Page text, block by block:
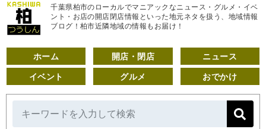
千葉県柏市のローカルでマニアックなニュース・グルメ・イベ
ント・お店の開店閉店情報といった地元ネタを扱う、地域情報
ブログ！柏市近隣地域の情報もお届け！
ホーム 開店・閉店 ニュース
イベント グルメ おでかけ